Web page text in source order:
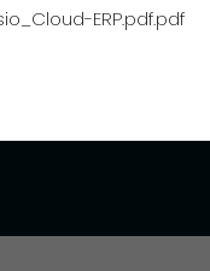
ERP.pdf.pdf